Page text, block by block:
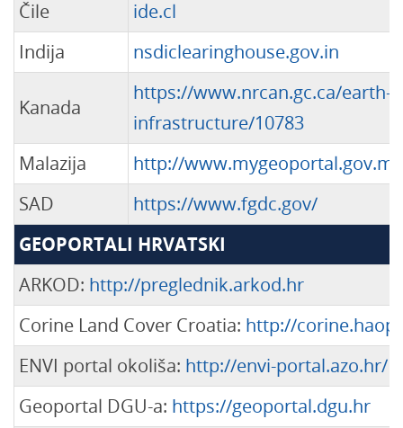
Čile
ide.cl
Indija
nsdiclearinghouse.gov.in
Kanada
https://www.nrcan.gc.ca/earth-
infrastructure/10783
Malazija
http://
SAD
https://www.fgdc.gov/
GEOPORTALI HRVATSKI
ARKOD: http://preglednik.arkod.hr
Corine Land Cover Croatia: http://
ENVI portal okoliša: http://envi-portal.azo.hr/
Geoportal DGU-a: https://geoportal.dgu.hr